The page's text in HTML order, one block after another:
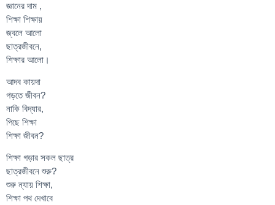
জ্ঞানের দাম ,
শিক্ষা শিক্ষায়
জ্বলে আলো
ছাত্রজীবনে,
শিক্ষার আলো।
আদব কায়দা
গড়তে জীবন?
নাকি বিদ্যার,
পিছে শিক্ষা
শিক্ষা জীবন?
শিক্ষা গড়ার সকল ছাত্র
ছাত্রজীবনে শুরু?
শুরু ন্যায় শিক্ষা,
শিক্ষা পথ দেখাবে